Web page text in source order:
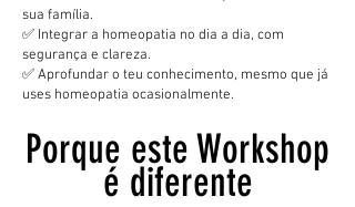
sua família.
✅ Integrar a homeopatia no dia a dia, com
segurança e clareza.
✅ Aprofundar o teu conhecimento, mesmo que já
uses homeopatia ocasionalmente.
Porque este Workshop
é diferente